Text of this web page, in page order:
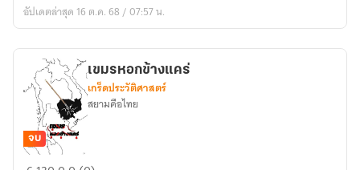
ผีตา
อัปเดตล่าสุด 16 ต.ค. 68 / 07:57 น.
เขมร
จบ
เขมรหอกข้างแคร่
เกร็ดประวัติศาสตร์
สยามคือไทย